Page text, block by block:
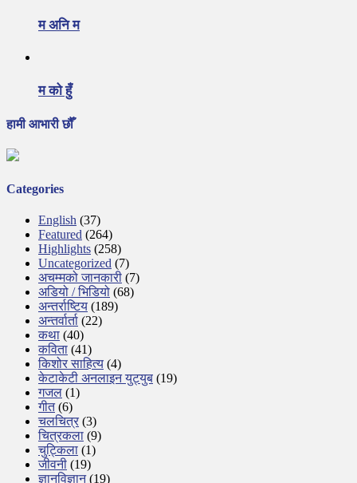
म अनि म
म को हुँ
हामी आभारी छौँ
Categories
English (37)
Featured (264)
Highlights (258)
Uncategorized (7)
अचम्मको जानकारी (7)
अडियो / भिडियो (68)
अन्तर्राष्टिय (189)
अन्तर्वार्ता (22)
कथा (40)
कविता (41)
किशोर साहित्य (4)
केटाकेटी अनलाइन युट्युब (19)
गजल (1)
गीत(6)
चलचित्र (3)
चित्रकला (9)
चुट्किला (1)
जीवनी (19)
ज्ञानविज्ञान(19)